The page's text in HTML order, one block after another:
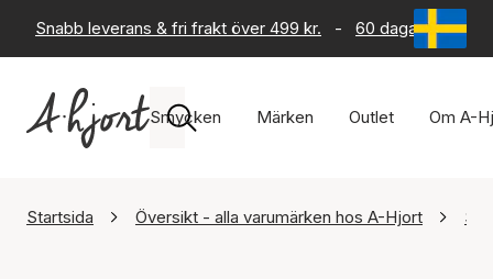
Snabb leverans & fri frakt över 499 kr. - 60 dagars
Smycken Märken Outlet Om A-
Startsida Översikt - alla varumärken hos A-Hjort Sif